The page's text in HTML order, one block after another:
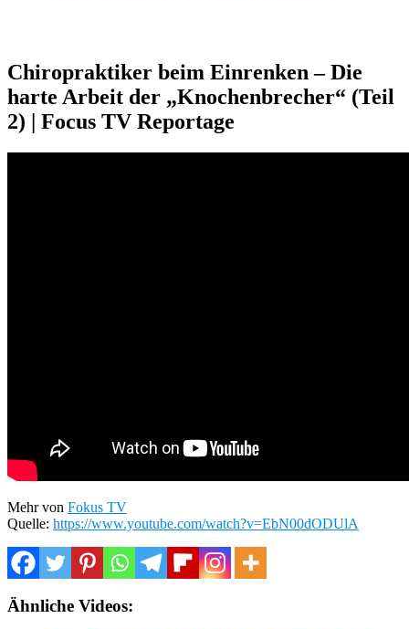
Chiropraktiker beim Einrenken – Die
harte Arbeit der „Knochenbrecher“ (Teil
2) | Focus TV Reportage
Mehr von Fokus TV
Quelle: https://www.youtube.com/watch?v=EbN00dODUlA
Ähnliche Videos: